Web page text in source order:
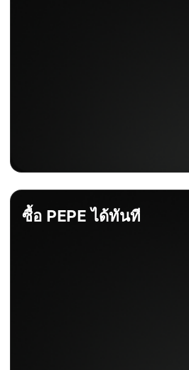
ซื้อ PEPE ได้ทันที